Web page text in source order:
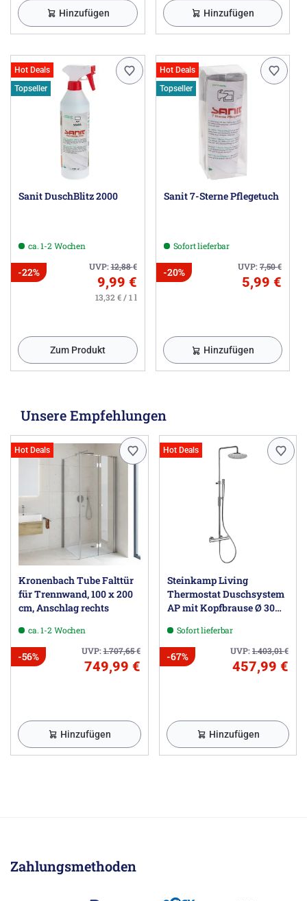
Hinzufügen Hinzufügen
Hot Deals
Topseller
Sanit DuschBlitz 2000
ca. 1-2 Wochen
UVP:12,88€
-22%
9,99 €
13,32 € / 1 l
Zum Produkt
Hot Deals
Topseller
Sanit 7-Sterne Pflegetuch
Sofort lieferbar
UVP:7,50€
-20%
5,99 €
Hinzufügen
Unsere Empfehlungen
Hot Deals
Kronenbach Tube Falttür
für Trennwand, 100 x 200
cm, Anschlag rechts
ca. 1-2 Wochen
UVP:1.707,65€
-56%
749,99 €
Hinzufügen
Hot Deals
Steinkamp Living
Thermostat Duschsystem
AP mit Kopfbrause Ø 30
Höhenverstellbar
Sofort lieferbar
UVP:1.403,01€
-67%
457,99 €
Hinzufügen
Zahlungsmethoden